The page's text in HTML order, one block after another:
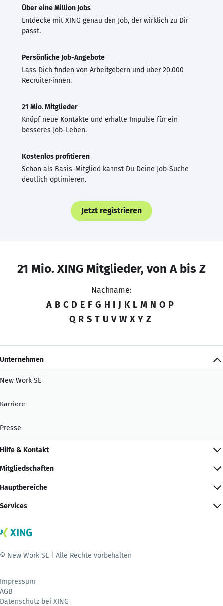
Über eine Million Jobs
Entdecke mit XING genau den Job, der wirklich zu Dir
passt.
Persönliche Job-Angebote
Lass Dich finden von Arbeitgebern und über 20.000
Recruiter·innen.
21 Mio. Mitglieder
Knüpf neue Kontakte und erhalte Impulse für ein
besseres Job-Leben.
Kostenlos profitieren
Schon als Basis-Mitglied kannst Du Deine Job-Suche
deutlich optimieren.
Jetzt registrieren
21 Mio. XING Mitglieder, von A bis Z
Nachname:
A B C D E F G H I J K L M N O P
Q R S T U V W X Y Z
Unternehmen
New Work SE
Karriere
Presse
Hilfe & Kontakt
Mitgliedschaften
Hauptbereiche
Services
© New Work SE | Alle Rechte vorbehalten
Impressum
AGB
Datenschutz bei XING